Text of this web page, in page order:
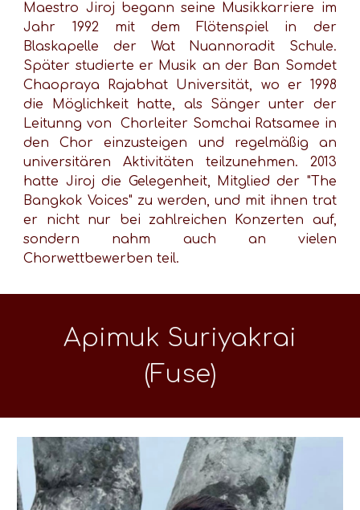
Maestro Jiroj begann seine Musikkarriere im
Jahr 1992 mit dem Flötenspiel in der
Blaskapelle der Wat Nuannoradit Schule.
Später studierte er Musik an der Ban Somdet
Chaopraya Rajabhat Universität, wo er 1998
die Möglichkeit hatte, als Sänger unter der
Leitunng von Chorleiter Somchai Ratsamee in
den Chor einzusteigen und regelmäßig an
universitären Aktivitäten teilzunehmen. 2013
hatte Jiroj die Gelegenheit, Mitglied der "The
Bangkok Voices" zu werden, und mit ihnen trat
er nicht nur bei zahlreichen Konzerten auf,
sondern nahm auch an vielen
Chorwettbewerben teil.
Apimuk Suriyakrai
(Fuse)